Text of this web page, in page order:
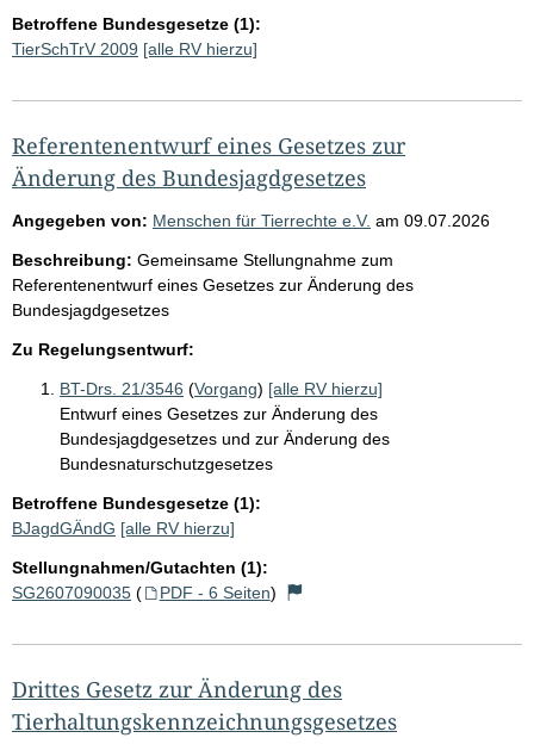
Betroffene Bundesgesetze (1):
TierSchTrV 2009 [alle RV hierzu]
Referentenentwurf eines Gesetzes zur
Änderung des Bundesjagdgesetzes
Angegeben von: Menschen für Tierrechte e.V. am 09.07.2026
Beschreibung: Gemeinsame Stellungnahme zum
Referentenentwurf eines Gesetzes zur Änderung des
Bundesjagdgesetzes
Zu Regelungsentwurf:
BT-Drs. 21/3546 (Vorgang) [alle RV hierzu]
Entwurf eines Gesetzes zur Änderung des
Bundesjagdgesetzes und zur Änderung des
Bundesnaturschutzgesetzes
Betroffene Bundesgesetze (1):
BJagdGÄndG [alle RV hierzu]
Stellungnahmen/Gutachten (1):
SG2607090035 ( PDF - 6 Seiten)
Drittes Gesetz zur Änderung des
Tierhaltungskennzeichnungsgesetzes